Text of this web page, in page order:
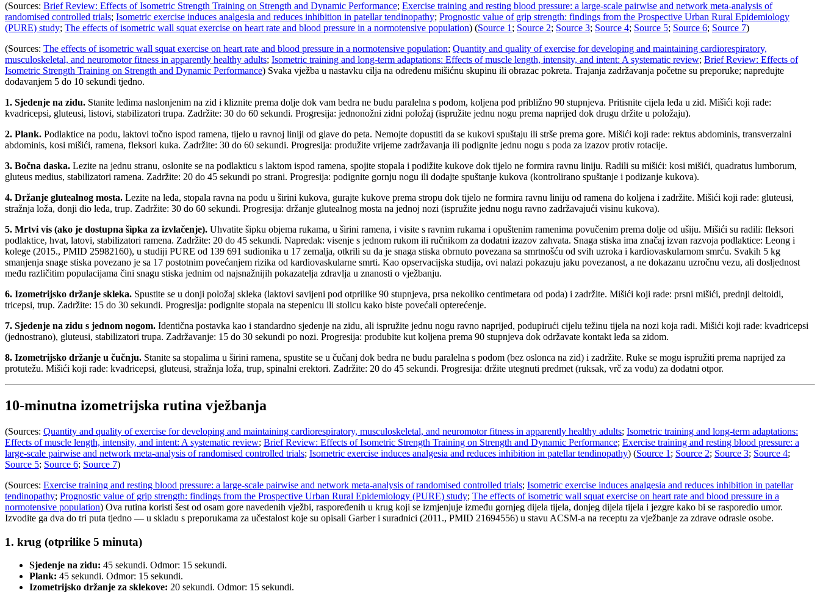
(Sources: Brief Review: Effects of Isometric Strength Training on Strength and Dynamic Performance; Exercise training and resting blood pressure: a large-scale pairwise and network meta-analysis of
randomised controlled trials; Isometric exercise induces analgesia and reduces inhibition in patellar tendinopathy; Prognostic value of grip strength: findings from the Prospective Urban Rural Epidemiology
(PURE) study; The effects of isometric wall squat exercise on heart rate and blood pressure in a normotensive population) (Source 1 ; Source 2; Source 3; Source 4; Source 5; Source 6; Source 7)
(Sources: The effects of isometric wall squat exercise on heart rate and blood pressure in a normotensive population; Quantity and quality of exercise for developing and maintaining cardiorespiratory,
musculoskeletal, and neuromotor fitness in apparently healthy adults; Isometric training and long-term adaptations: Effects of muscle length, intensity, and intent: A systematic review; Brief Review: Effects of
Isometric Strength Training on Strength and Dynamic Performance) Svaka vježba u nastavku cilja na određenu mišićnu skupinu ili obrazac pokreta. Trajanja zadržavanja početne su preporuke; napredujte
dodavanjem 5 do 10 sekundi tjedno.
1. Sjedenje na zidu. Stanite leđima naslonjenim na zid i kliznite prema dolje dok vam bedra ne budu paralelna s podom, koljena pod približno 90 stupnjeva. Pritisnite cijela leđa u zid. Mišići koji rade:
kvadricepsi, gluteusi, listovi, stabilizatori trupa. Zadržite: 30 do 60 sekundi. Progresija: jednonožni zidni položaj (ispružite jednu nogu prema naprijed dok drugu držite u položaju).
2. Plank. Podlaktice na podu, laktovi točno ispod ramena, tijelo u ravnoj liniji od glave do peta. Nemojte dopustiti da se kukovi spuštaju ili strše prema gore. Mišići koji rade: rektus abdominis, transverzalni
abdominis, kosi mišići, ramena, fleksori kuka. Zadržite: 30 do 60 sekundi. Progresija: produžite vrijeme zadržavanja ili podignite jednu nogu s poda za izazov protiv rotacije.
3. Bočna daska. Lezite na jednu stranu, oslonite se na podlakticu s laktom ispod ramena, spojite stopala i podižite kukove dok tijelo ne formira ravnu liniju. Radili su mišići: kosi mišići, quadratus lumborum,
gluteus medius, stabilizatori ramena. Zadržite: 20 do 45 sekundi po strani. Progresija: podignite gornju nogu ili dodajte spuštanje kukova (kontrolirano spuštanje i podizanje kukova).
4. Držanje glutealnog mosta. Lezite na leđa, stopala ravna na podu u širini kukova, gurajte kukove prema stropu dok tijelo ne formira ravnu liniju od ramena do koljena i zadržite. Mišići koji rade: gluteusi,
stražnja loža, donji dio leđa, trup. Zadržite: 30 do 60 sekundi. Progresija: držanje glutealnog mosta na jednoj nozi (ispružite jednu nogu ravno zadržavajući visinu kukova).
5. Mrtvi vis (ako je dostupna šipka za izvlačenje). Uhvatite šipku objema rukama, u širini ramena, i visite s ravnim rukama i opuštenim ramenima povučenim prema dolje od ušiju. Mišići su radili: fleksori
podlaktice, hvat, latovi, stabilizatori ramena. Zadržite: 20 do 45 sekundi. Napredak: visenje s jednom rukom ili ručnikom za dodatni izazov zahvata. Snaga stiska ima značaj izvan razvoja podlaktice: Leong i
kolege (2015., PMID 25982160), u studiji PURE od 139 691 sudionika u 17 zemalja, otkrili su da je snaga stiska obrnuto povezana sa smrtnošću od svih uzroka i kardiovaskularnom smrću. Svakih 5 kg
smanjenja snage stiska povezano je sa 17 postotnim povećanjem rizika od kardiovaskularne smrti. Kao opservacijska studija, ovi nalazi pokazuju jaku povezanost, a ne dokazanu uzročnu vezu, ali dosljednost
među različitim populacijama čini snagu stiska jednim od najsnažnijih pokazatelja zdravlja u znanosti o vježbanju.
6. Izometrijsko držanje skleka. Spustite se u donji položaj skleka (laktovi savijeni pod otprilike 90 stupnjeva, prsa nekoliko centimetara od poda) i zadržite. Mišići koji rade: prsni mišići, prednji deltoidi,
tricepsi, trup. Zadržite: 15 do 30 sekundi. Progresija: podignite stopala na stepenicu ili stolicu kako biste povećali opterećenje.
7. Sjedenje na zidu s jednom nogom. Identična postavka kao i standardno sjedenje na zidu, ali ispružite jednu nogu ravno naprijed, podupirući cijelu težinu tijela na nozi koja radi. Mišići koji rade: kvadricepsi
(jednostrano), gluteusi, stabilizatori trupa. Zadržavanje: 15 do 30 sekundi po nozi. Progresija: produbite kut koljena prema 90 stupnjeva dok održavate kontakt leđa sa zidom.
8. Izometrijsko držanje u čučnju. Stanite sa stopalima u širini ramena, spustite se u čučanj dok bedra ne budu paralelna s podom (bez oslonca na zid) i zadržite. Ruke se mogu ispružiti prema naprijed za
protutežu. Mišići koji rade: kvadricepsi, gluteusi, stražnja loža, trup, spinalni erektori. Zadržite: 20 do 45 sekundi. Progresija: držite utegnuti predmet (ruksak, vrč za vodu) za dodatni otpor.
10-minutna izometrijska rutina vježbanja
(Sources: Quantity and quality of exercise for developing and maintaining cardiorespiratory, musculoskeletal, and neuromotor fitness in apparently healthy adults; Isometric training and long-term adaptations:
Effects of muscle length, intensity, and intent: A systematic review; Brief Review: Effects of Isometric Strength Training on Strength and Dynamic Performance; Exercise training and resting blood pressure: a
large-scale pairwise and network meta-analysis of randomised controlled trials; Isometric exercise induces analgesia and reduces inhibition in patellar tendinopathy) (Source 1 ; Source 2; Source 3; Source 4;
Source 5; Source 6; Source 7)
(Sources: Exercise training and resting blood pressure: a large-scale pairwise and network meta-analysis of randomised controlled trials; Isometric exercise induces analgesia and reduces inhibition in patellar
tendinopathy; Prognostic value of grip strength: findings from the Prospective Urban Rural Epidemiology (PURE) study; The effects of isometric wall squat exercise on heart rate and blood pressure in a
normotensive population) Ova rutina koristi šest od osam gore navedenih vježbi, raspoređenih u krug koji se izmjenjuje između gornjeg dijela tijela, donjeg dijela tijela i jezgre kako bi se rasporedio umor.
Izvodite ga dva do tri puta tjedno — u skladu s preporukama za učestalost koje su opisali Garber i suradnici (2011., PMID 21694556) u stavu ACSM-a na receptu za vježbanje za zdrave odrasle osobe.
1. krug (otprilike 5 minuta)
Sjedenje na zidu: 45 sekundi. Odmor: 15 sekundi.
Plank: 45 sekundi. Odmor: 15 sekundi.
Izometrijsko držanje za sklekove: 20 sekundi. Odmor: 15 sekundi.